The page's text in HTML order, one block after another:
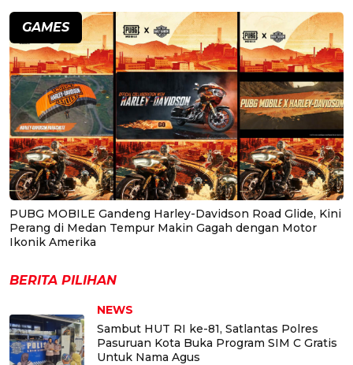
GAMES
PUBG MOBILE Gandeng Harley-Davidson Road Glide, Kini
Perang di Medan Tempur Makin Gagah dengan Motor
Ikonik Amerika
BERITA PILIHAN
NEWS
Sambut HUT RI ke-81, Satlantas Polres
Pasuruan Kota Buka Program SIM C Gratis
Untuk Nama Agus